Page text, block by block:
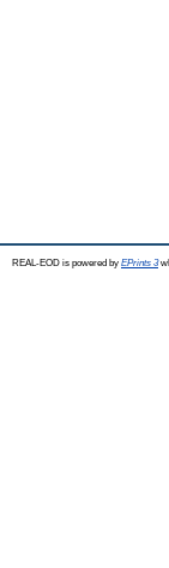
REAL-EOD is powered by EPrints 3